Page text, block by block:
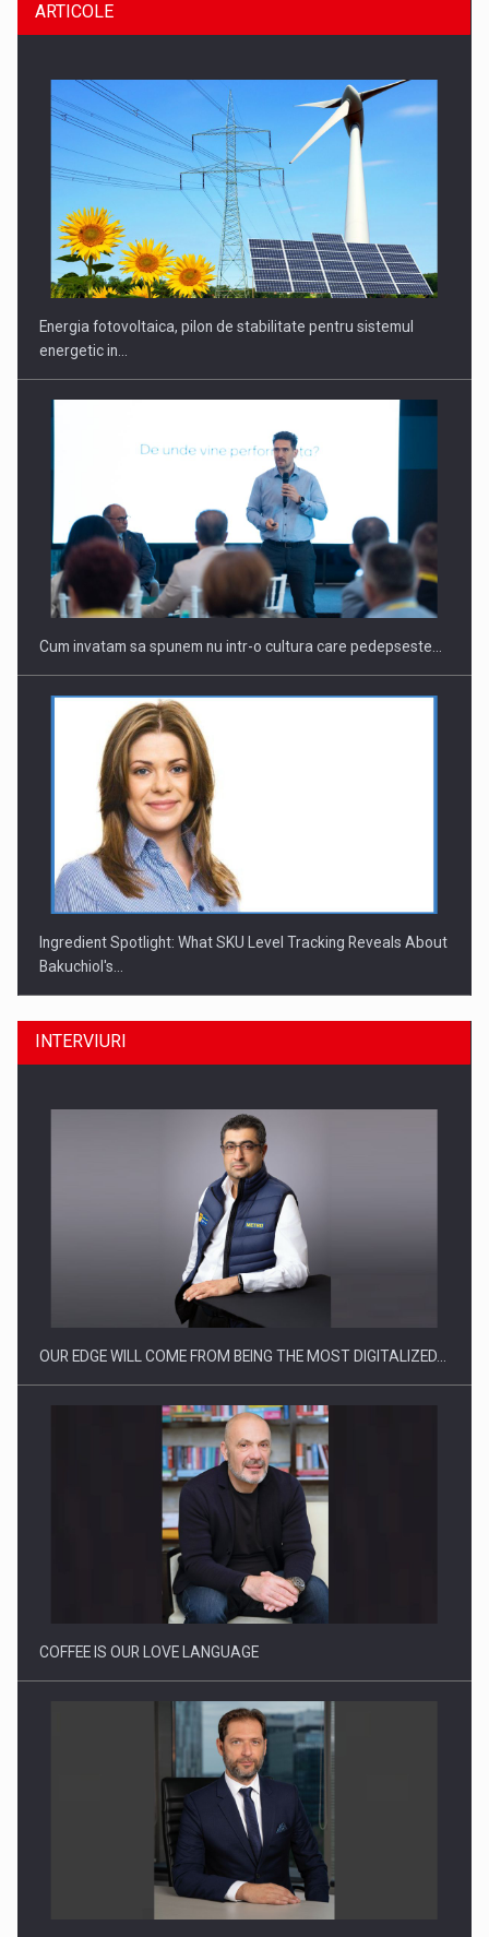
CEO Conference - Shaping The Future - Technology and…
Webinar - Business Evolution-RETHINK STRATEGY-Finantare
Investitii Digitalizare
ARTICOLE
Energia fotovoltaica, pilon de stabilitate pentru sistemul
energetic in…
Cum invatam sa spunem nu intr-o cultura care pedepseste…
Ingredient Spotlight: What SKU Level Tracking Reveals About
Bakuchiol's…
Producatorii si comerciantii care nu se supun noilor
Proteinmaxxing and the Future of Protein Demand
INTERVIURI
OUR EDGE WILL COME FROM BEING THE MOST DIGITALIZED…
COFFEE IS OUR LOVE LANGUAGE